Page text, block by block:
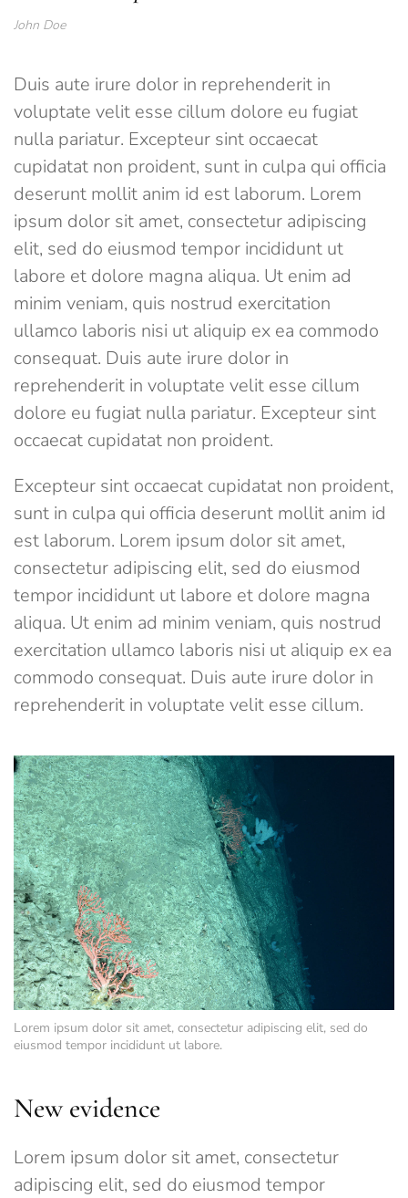
John Doe
Duis aute irure dolor in reprehenderit in
voluptate velit esse cillum dolore eu fugiat
nulla pariatur. Excepteur sint occaecat
cupidatat non proident, sunt in culpa qui officia
deserunt mollit anim id est laborum. Lorem
ipsum dolor sit amet, consectetur adipiscing
elit, sed do eiusmod tempor incididunt ut
labore et dolore magna aliqua. Ut enim ad
minim veniam, quis nostrud exercitation
ullamco laboris nisi ut aliquip ex ea commodo
consequat. Duis aute irure dolor in
reprehenderit in voluptate velit esse cillum
dolore eu fugiat nulla pariatur. Excepteur sint
occaecat cupidatat non proident.
Excepteur sint occaecat cupidatat non proident,
sunt in culpa qui officia deserunt mollit anim id
est laborum. Lorem ipsum dolor sit amet,
consectetur adipiscing elit, sed do eiusmod
tempor incididunt ut labore et dolore magna
aliqua. Ut enim ad minim veniam, quis nostrud
exercitation ullamco laboris nisi ut aliquip ex ea
commodo consequat. Duis aute irure dolor in
reprehenderit in voluptate velit esse cillum.
Lorem ipsum dolor sit amet, consectetur adipiscing elit, sed do
eiusmod tempor incididunt ut labore.
New evidence
Lorem ipsum dolor sit amet, consectetur
adipiscing elit, sed do eiusmod tempor